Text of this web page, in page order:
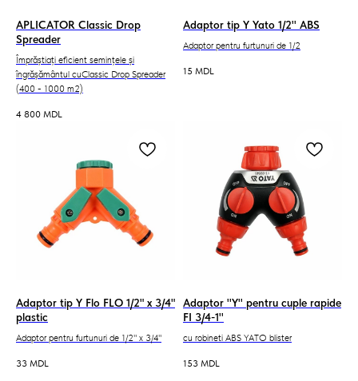
APLICATOR Classic Drop
Spreader
Împrăștiați eficient semințele și
îngrășământul cuClassic Drop Spreader
(400 - 1000 m2)
4 800 MDL
Adaptor tip Y Yato 1/2'' ABS
Adaptor pentru furtunuri de 1/2
15 MDL
Adaptor tip Y Flo FLO 1/2" x 3/4"
plastic
Adaptor pentru furtunuri de 1/2" x 3/4"
33 MDL
Adaptor ''Y'' pentru cuple rapide
FI 3/4-1''
cu robineti ABS YATO blister
153 MDL